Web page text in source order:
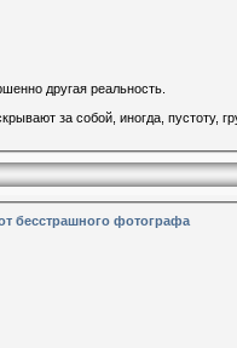
другая реальность.
за собой, иногда, пустоту,
бесстрашного фотографа